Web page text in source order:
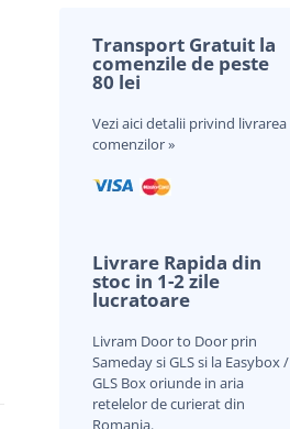
Transport Gratuit la
comenzile de peste
80 lei
Vezi aicidetalii privind livrarea
comenzilor »
Livrare Rapida din
stoc in 1-2 zile
lucratoare
Livram Door to Door prin
Sameday si GLS si la Easybox /
GLS Box oriunde in aria
retelelor de curierat din
Romania.